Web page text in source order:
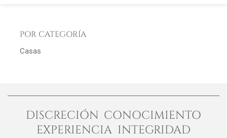
POR CATEGORÍA
Casas
DISCRECIÓN CONOCIMIENTO
EXPERIENCIA INTEGRIDAD